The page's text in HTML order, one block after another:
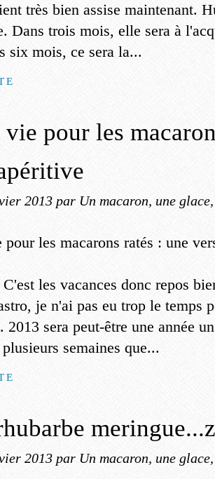
très bien assise maintenant.
Dans trois mois, elle sera à
six mois, ce sera la...
vie pour les
2013 par Un macaron, une
les vacances donc repos
je n'ai pas eu trop le temps
2013 sera peut-être une année
semaines que...
2013 par Un macaron, une